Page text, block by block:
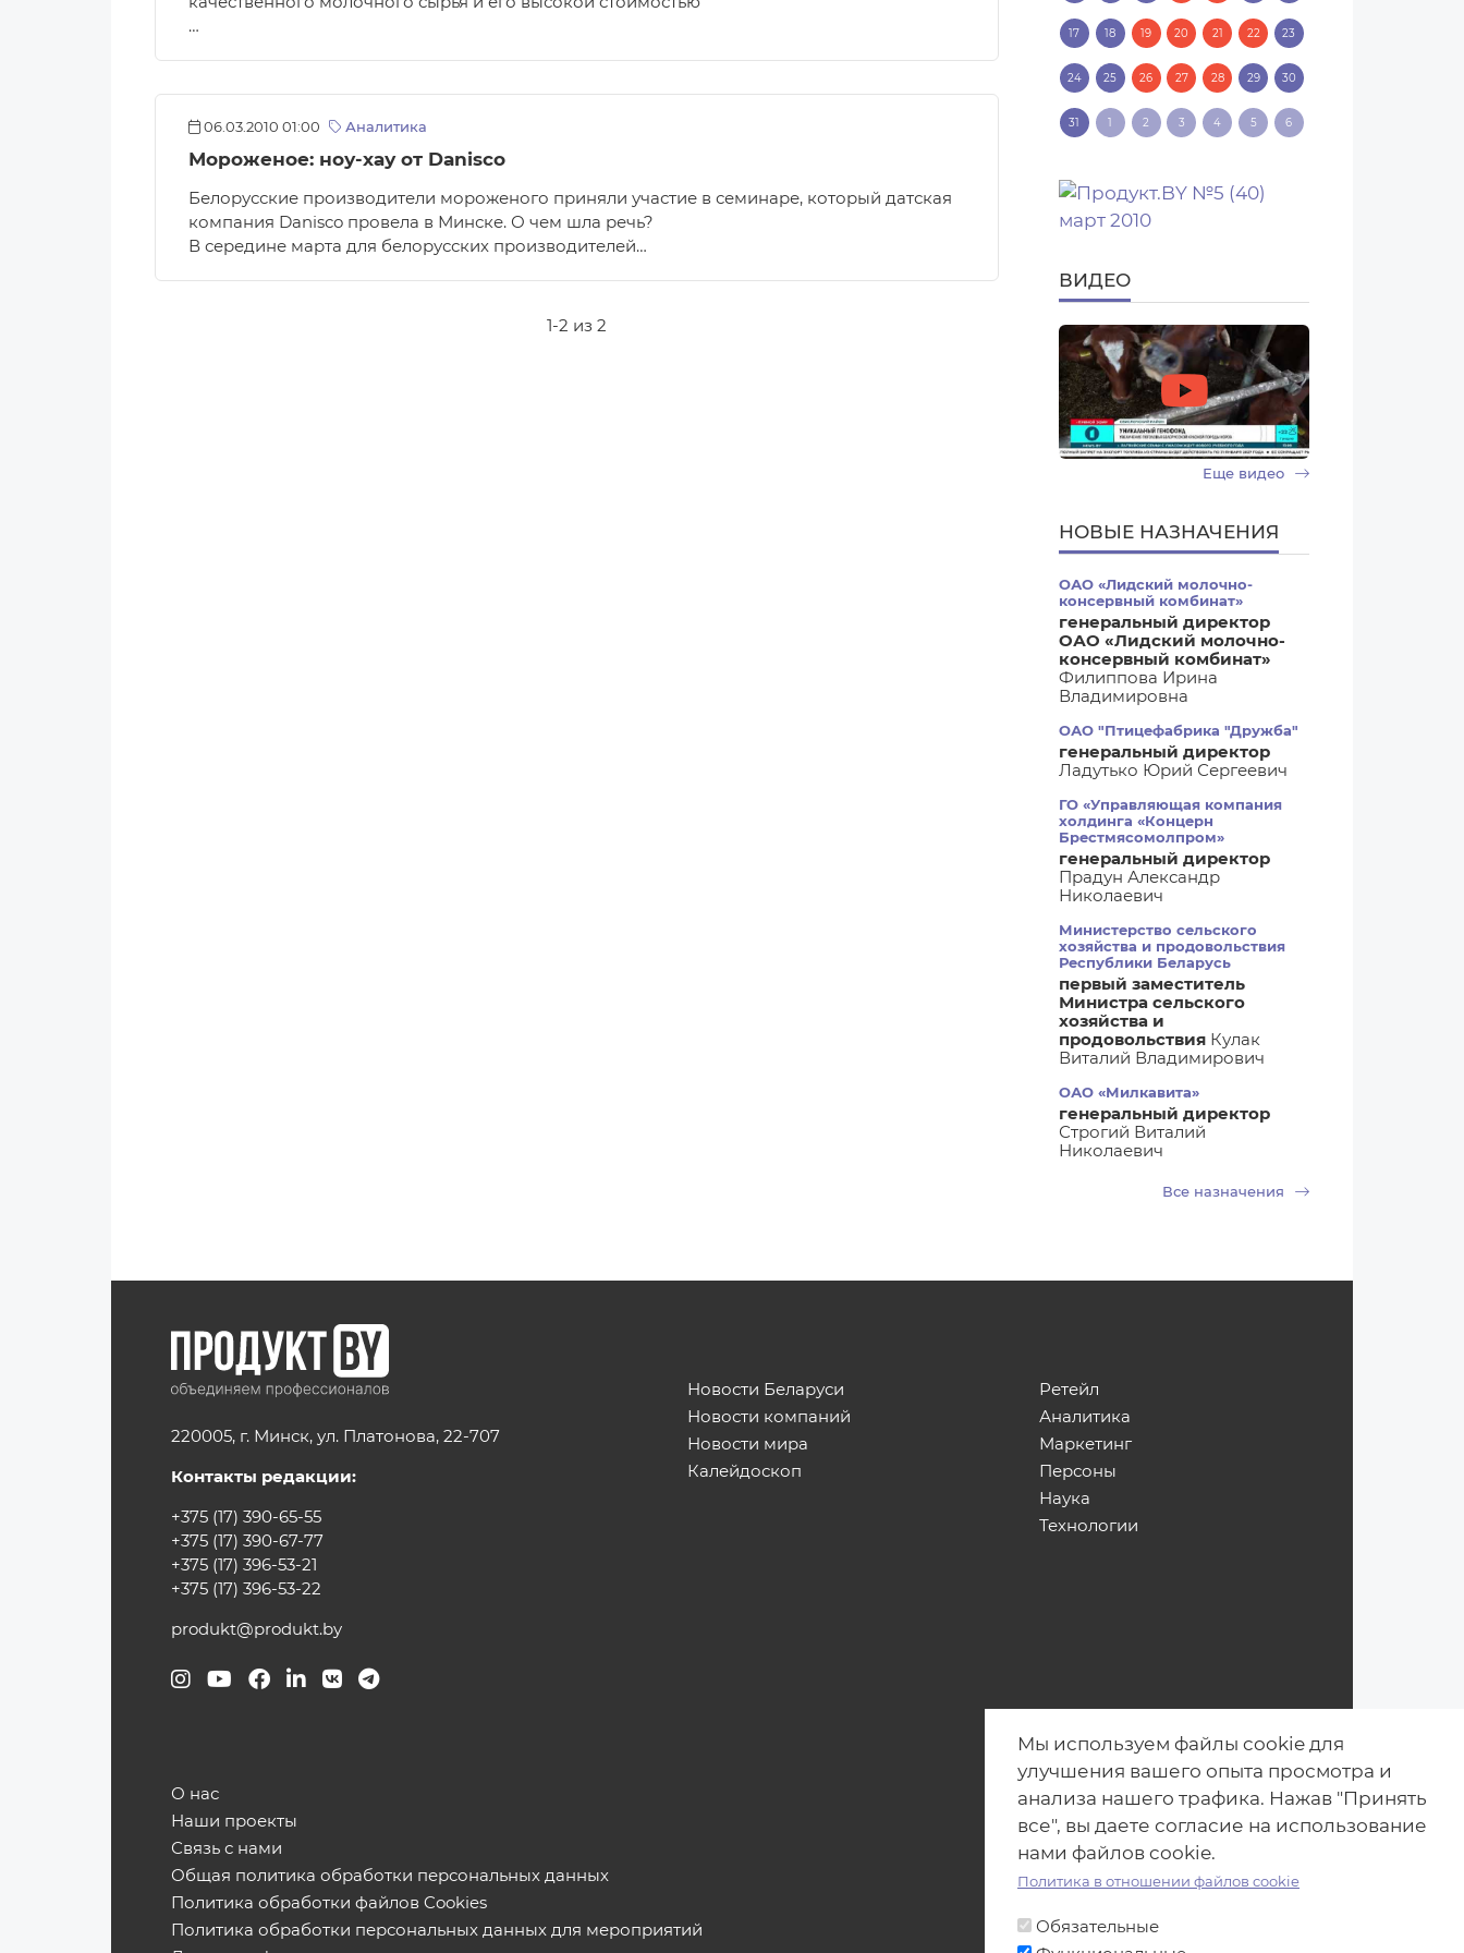
…
06.03.2010 01:00 Аналитика
Мороженое: ноу-хау от Danisco
Белорусские производители мороженого приняли участие в семинаре, который датская
компания Danisco провела в Минске. О чем шла речь?
В середине марта для белорусских производителей…
1-2 из 2
17 18 19 20 21 22 23
24 25 26 27 28 29 30
31 1 2 3 4 5 6
ВИДЕО
Еще видео
НОВЫЕ НАЗНАЧЕНИЯ
ОАО «Лидский молочно-
консервный комбинат»
генеральный директор
ОАО «Лидский молочно-
консервный комбинат»
Филиппова Ирина
Владимировна
ОАО "Птицефабрика "Дружба"
генеральный директор
Ладутько Юрий Сергеевич
ГО «Управляющая компания
холдинга «Концерн
Брестмясомолпром»
генеральный директор
Прадун Александр
Николаевич
Министерство сельского
хозяйства и продовольствия
Республики Беларусь
первый заместитель
Министра сельского
хозяйства и
продовольствия Кулак
Виталий Владимирович
ОАО «Милкавита»
генеральный директор
Строгий Виталий
Николаевич
Все назначения
220005, г. Минск, ул. Платонова, 22-707
Контакты редакции:
+375 (17) 390-65-55
+375 (17) 390-67-77
+375 (17) 396-53-21
+375 (17) 396-53-22
produkt@produkt.by
Новости Беларуси
Новости компаний
Новости мира
Калейдоскоп
Ретейл
Аналитика
Маркетинг
Персоны
Наука
Технологии
О нас
Наши проекты
Связь с нами
Общая политика обработки персональных данных
Политика обработки файлов Cookies
Политика обработки персональных данных для мероприятий
Мы используем файлы cookie для
улучшения вашего опыта просмотра и
анализа нашего трафика. Нажав "Принять
все", вы даете согласие на использование
нами файлов cookie.
Политика в отношении файлов cookie
Обязательные